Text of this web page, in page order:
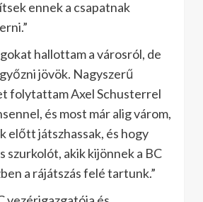
ennek a csapatnak
hallottam a városról, de
jövök. Nagyszerű
folytattam Axel Schusterrel
és most már alig várom,
előtt játszhassak, és hogy
szurkolót, akik kijönnek a BC
a rájátszás felé tartunk.”